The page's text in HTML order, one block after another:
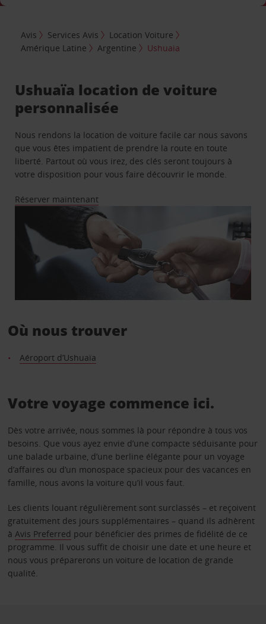
Avis Services Avis
Location Voiture
Amérique Latine
Argentine Ushuaia
Ushuaïa location de voiture
personnalisée
Nous rendons la location de voiture facile car nous savons
que vous êtes impatient de prendre la route en toute
liberté. Partout où vous irez, des clés seront toujours à
votre disposition pour vous faire découvrir le monde.
Réserver maintenant
Où nous trouver
Aéroport d’Ushuaïa
Votre voyage commence ici.
Dès votre arrivée, nous sommes là pour répondre à tous vos
besoins. Que vous ayez envie d’une compacte séduisante pour
une balade urbaine, d’une berline élégante pour un voyage
d’affaires ou d’un monospace spacieux pour des vacances en
famille, nous avons la voiture qu’il vous faut.
Les clients louant régulièrement sont surclassés – et reçoivent
gratuitement des jours supplémentaires – quand ils adhèrent
à Avis Preferred pour bénéficier des primes de fidélité de ce
programme. Il vous suffit de choisir une date et une heure et
nous vous préparerons un voiture de location de grande
qualité.